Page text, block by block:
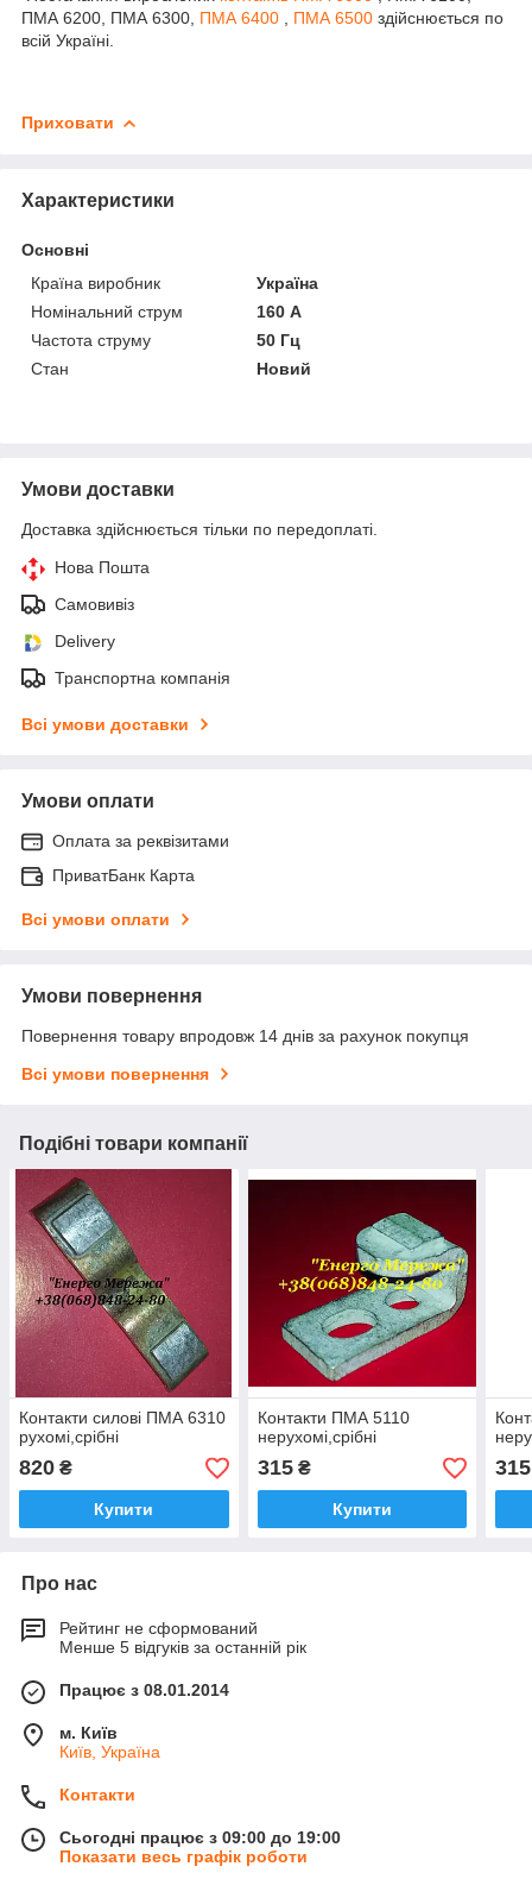
ПМА 6200, ПМА 6300, ПМА 6400 ПМА 6500 здійснюється по
всій Україні.
Приховати
Характеристики
Основні
Країна виробник
Україна
Номінальний струм
160 А
Частота струму
50 Гц
Стан
Новий
Умови доставки
Доставка здійснюється тільки по передоплаті.
Нова Пошта
Самовивіз
Delivery
Транспортна компанія
Всі умови доставки
Умови оплати
Оплата за реквізитами
ПриватБанк Карта
Всі умови оплати
Умови повернення
Повернення товару впродовж 14 днів за рахунок покупця
Всі умови повернення
Подібні товари компанії
Контакти силові ПМА 6310
рухомі,срібні
820 ₴
Купити
Контакти ПМА 5110
нерухомі,срібні
315₴
Купити
315
Про нас
Рейтинг не сформований
Менше 5 відгуків за останній рік
Працює з 08.01.2014
м. Київ
Київ, Україна
Контакти
Сьогодні працює з 09:00 до 19:00
Показати весь графік роботи